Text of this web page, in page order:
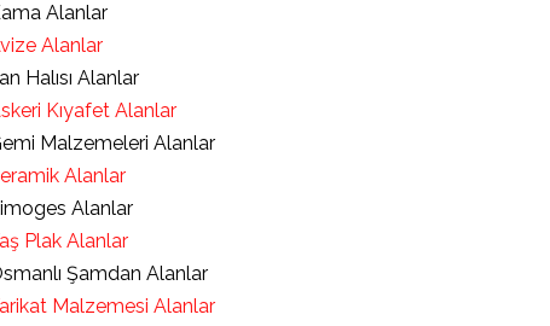
Alanlar
Alanlar
Halısı Alanlar
Kıyafet Alanlar
Malzemeleri Alanlar
Alanlar
Alanlar
Plak Alanlar
Şamdan Alanlar
Malzemesi Alanlar